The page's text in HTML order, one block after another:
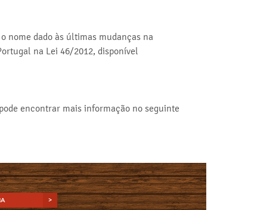
nome dado às últimas mudanças na
na Lei 46/2012, disponível
encontrar mais informação no seguinte
>